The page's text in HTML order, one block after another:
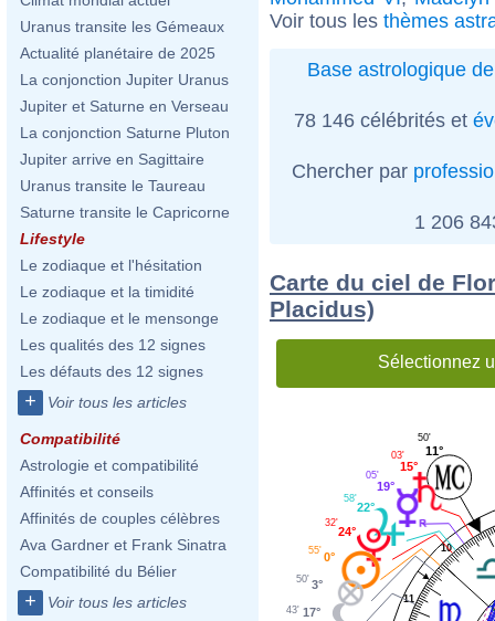
Uranus transite les Gémeaux
Actualité planétaire de 2025
La conjonction Jupiter Uranus
Jupiter et Saturne en Verseau
La conjonction Saturne Pluton
Jupiter arrive en Sagittaire
Uranus transite le Taureau
Saturne transite le Capricorne
Lifestyle
Le zodiaque et l'hésitation
Le zodiaque et la timidité
Le zodiaque et le mensonge
Les qualités des 12 signes
Les défauts des 12 signes
+ Voir tous les articles
Compatibilité
Astrologie et compatibilité
Affinités et conseils
Affinités de couples célèbres
Ava Gardner et Frank Sinatra
Compatibilité du Bélier
+ Voir tous les articles
Voir tous les thèmes
Base astrologique
78 146 célébrités et
Chercher par
1 206
Carte du ciel de
Placidus)
Sélectionnez
10
11
11°
50'
15°
03'
19°
05'
22°
58'
24°
32'
0°
55'
3°
50'
17°
43'